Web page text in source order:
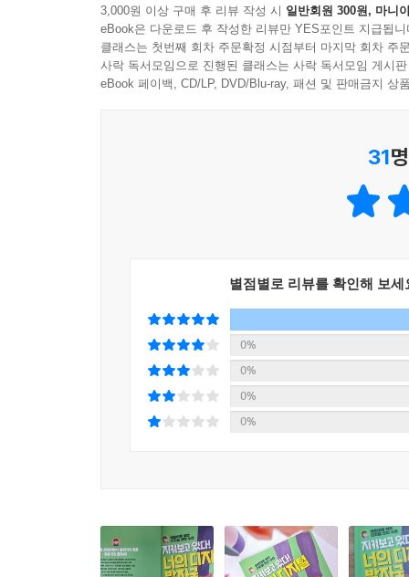
3,000원 이상 구매 후 리뷰 작성 시 일반회원 300원, 마니
eBook은 다운로드 후 작성한 리뷰만 YES포인트 지급됩니
클래스는 첫번째 회차 주문확정 시점부터 마지막 회차 주
사락 독서모임으로 진행된 클래스는 사락 독서모임 게시
eBook 페이백, CD/LP, DVD/Blu-ray, 패션 및 판매금지 상
31
별점별로 리뷰를 확인해 보세
0%
0%
0%
0%